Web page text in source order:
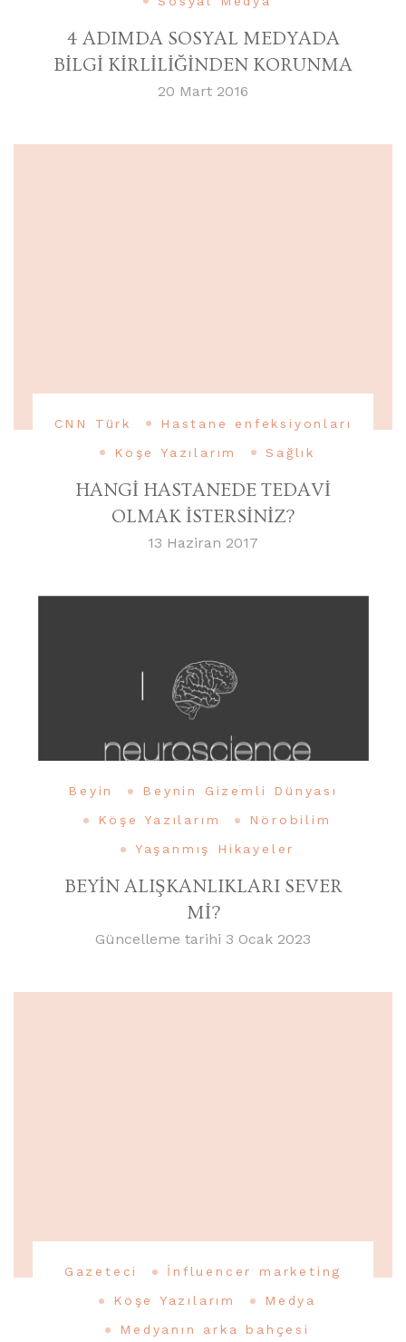
4 ADIMDA SOSYAL MEDYADA
BİLGİ KİRLİLİĞİNDEN KORUNMA
20 Mart 2016
CNN Türk
Hastane enfeksiyonları
Köşe Yazılarım
Sağlık
HANGİ HASTANEDE TEDAVİ
OLMAK İSTERSİNİZ?
13 Haziran 2017
Beyin
Beynin Gizemli Dünyası
Köşe Yazılarım
Nörobilim
Yaşanmış Hikayeler
BEYİN ALIŞKANLIKLARI SEVER
Mİ?
Güncelleme tarihi 3 Ocak 2023
Gazeteci
İnfluencer marketing
Köşe Yazılarım
Medya
Medyanın arka bahçesi